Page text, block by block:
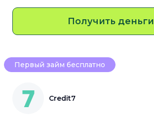
Получить деньги
Первый займ бесплатно
Credit7